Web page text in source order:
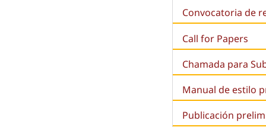
Convocatoria de
Call for Papers
Chamada para
Manual de estilo
Publicación